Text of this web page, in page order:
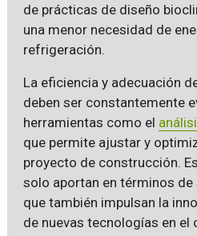
de prácticas de diseño
una menor necesidad de
refrigeración.
La eficiencia y adecuación
deben ser constantemente
herramientas como el
que permite ajustar y
proyecto de construcción.
solo aportan en términos
que también impulsan la
de nuevas tecnologías en el